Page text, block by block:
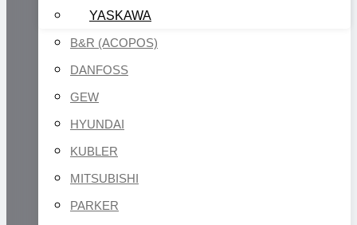
YASKAWA
B&R (ACOPOS)
DANFOSS
GEW
HYUNDAI
KUBLER
MITSUBISHI
PARKER